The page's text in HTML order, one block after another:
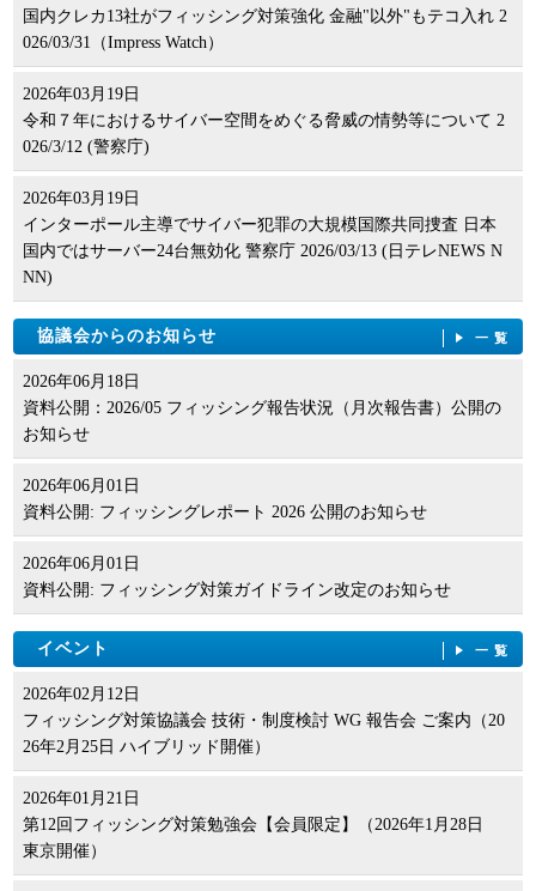
国内クレカ13社がフィッシング対策強化 金融"以外"もテコ入れ 2
026/03/31（Impress Watch）
2026年03月19日
令和７年におけるサイバー空間をめぐる脅威の情勢等について 2
026/3/12 (警察庁)
2026年03月19日
インターポール主導でサイバー犯罪の大規模国際共同捜査 日本
国内ではサーバー24台無効化 警察庁 2026/03/13 (日テレNEWS N
NN)
協議会からのお知らせ 一覧
2026年06月18日
資料公開：2026/05 フィッシング報告状況（月次報告書）公開の
お知らせ
2026年06月01日
資料公開: フィッシングレポート 2026 公開のお知らせ
2026年06月01日
資料公開: フィッシング対策ガイドライン改定のお知らせ
イベント 一覧
2026年02月12日
フィッシング対策協議会 技術・制度検討 WG 報告会 ご案内（20
26年2月25日 ハイブリッド開催）
2026年01月21日
第12回フィッシング対策勉強会【会員限定】（2026年1月28日
東京開催）